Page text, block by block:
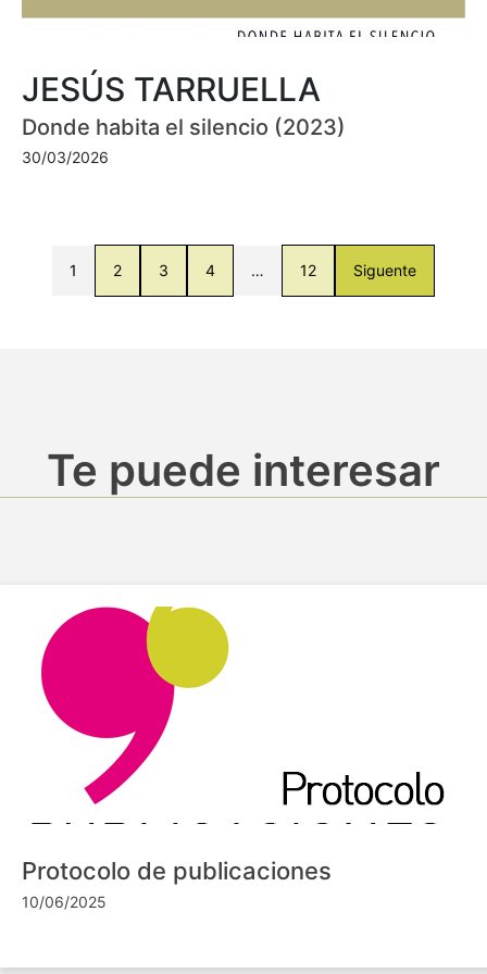
JESÚS TARRUELLA
Donde habita el silencio (2023)
30/03/2026
1 2 3 4 … 12 Siguente
Te puede interesar
Protocolo de publicaciones
10/06/2025